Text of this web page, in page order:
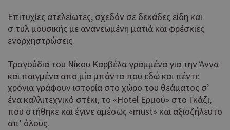
Επιτυχίες ατελείωτες, σχεδόν σε δεκάδες είδη και
σ.τυλ μουσικής με ανανεωμένη ματιά και φρέσκιες
ενορχηστρώσεις.
Τραγούδια του Νίκου Καρβέλα γραμμένα για την Άννα
και παιγμένα απο μία μπάντα που εδώ και πέντε
χρόνια γράφουν ιστορία στο χώρο του θεάματος σ’
ένα καλλιτεχνικό στέκι, το «Hotel Eρμού» στο Γκάζι,
που στήθηκε και έγινε αμέσως «must» και αξιοζήλευτο
απ’ όλους.